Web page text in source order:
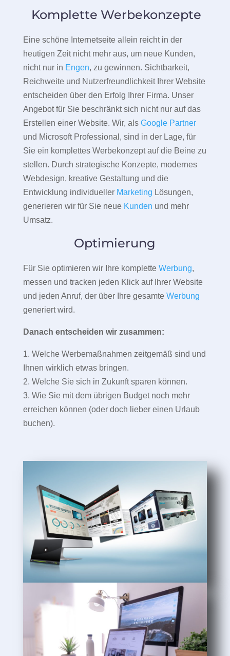
Komplette Werbekonzepte
Eine schöne Internetseite allein reicht in der
heutigen Zeit nicht mehr aus, um neue Kunden,
nicht nur in Engen, zu gewinnen. Sichtbarkeit,
Reichweite und Nutzerfreundlichkeit Ihrer Website
entscheiden über den Erfolg Ihrer Firma. Unser
Angebot für Sie beschränkt sich nicht nur auf das
Erstellen einer Website. Wir, als Google Partner
und Microsoft Professional, sind in der Lage, für
Sie ein komplettes Werbekonzept auf die Beine zu
stellen. Durch strategische Konzepte, modernes
Webdesign, kreative Gestaltung und die
Entwicklung individueller Marketing Lösungen,
generieren wir für Sie neue Kunden und mehr
Umsatz.
Optimierung
Für Sie optimieren wir Ihre komplette Werbung,
messen und tracken jeden Klick auf Ihrer Website
und jeden Anruf, der über Ihre gesamte Werbung
generiert wird.
Danach entscheiden wir zusammen:
1. Welche Werbemaßnahmen zeitgemäß sind und
Ihnen wirklich etwas bringen.
2. Welche Sie sich in Zukunft sparen können.
3. Wie Sie mit dem übrigen Budget noch mehr
erreichen können (oder doch lieber einen Urlaub
buchen).